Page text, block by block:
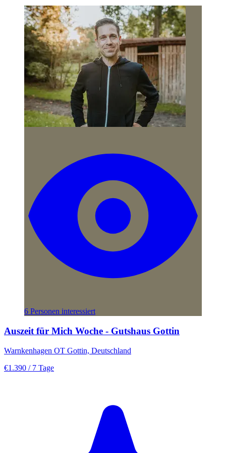
6 Personen interessiert
Auszeit für Mich Woche - Gutshaus Gottin
Warnkenhagen OT Gottin, Deutschland
€1.390 / 7 Tage